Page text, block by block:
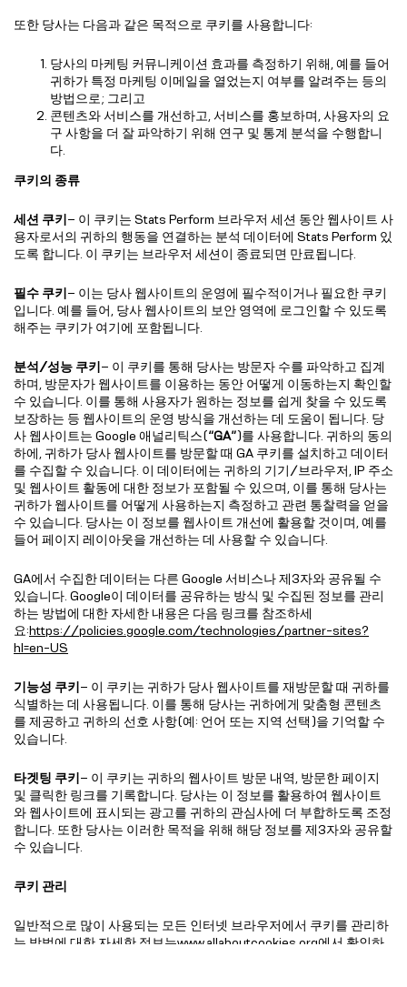
또한 당사는 다음과 같은 목적으로 쿠키를 사용합니다:
당사의 마케팅 커뮤니케이션 효과를 측정하기 위해, 예를 들어
귀하가 특정 마케팅 이메일을 열었는지 여부를 알려주는 등의
방법으로; 그리고
콘텐츠와 서비스를 개선하고, 서비스를 홍보하며, 사용자의 요
구 사항을 더 잘 파악하기 위해 연구 및 통계 분석을 수행합니
다.
쿠키의 종류
세션 쿠키 – 이 쿠키는 Stats Perform 브라우저 세션 동안 웹사이트 사
용자로서의 귀하의 행동을 연결하는 분석 데이터에 Stats Perform 있
도록 합니다. 이 쿠키는 브라우저 세션이 종료되면 만료됩니다.
필수 쿠키 – 이는 당사 웹사이트의 운영에 필수적이거나 필요한 쿠키
입니다. 예를 들어, 당사 웹사이트의 보안 영역에 로그인할 수 있도록
해주는 쿠키가 여기에 포함됩니다.
분석/성능 쿠키 – 이 쿠키를 통해 당사는 방문자 수를 파악하고 집계
하며, 방문자가 웹사이트를 이용하는 동안 어떻게 이동하는지 확인할
수 있습니다. 이를 통해 사용자가 원하는 정보를 쉽게 찾을 수 있도록
보장하는 등 웹사이트의 운영 방식을 개선하는 데 도움이 됩니다. 당
사 웹사이트는 Google 애널리틱스(“GA”)를 사용합니다. 귀하의 동의
하에, 귀하가 당사 웹사이트를 방문할 때 GA 쿠키를 설치하고 데이터
를 수집할 수 있습니다. 이 데이터에는 귀하의 기기/브라우저, IP 주소
및 웹사이트 활동에 대한 정보가 포함될 수 있으며, 이를 통해 당사는
귀하가 웹사이트를 어떻게 사용하는지 측정하고 관련 통찰력을 얻을
수 있습니다. 당사는 이 정보를 웹사이트 개선에 활용할 것이며, 예를
들어 페이지 레이아웃을 개선하는 데 사용할 수 있습니다.
GA에서 수집한 데이터는 다른 Google 서비스나 제3자와 공유될 수
있습니다. Google이 데이터를 공유하는 방식 및 수집된 정보를 관리
하는 방법에 대한 자세한 내용은 다음 링크를 참조하세
요:https://policies.google.com/technologies/partner-sites?
hl=en-US
기능성 쿠키 – 이 쿠키는 귀하가 당사 웹사이트를 재방문할 때 귀하를
식별하는 데 사용됩니다. 이를 통해 당사는 귀하에게 맞춤형 콘텐츠
를 제공하고 귀하의 선호 사항(예: 언어 또는 지역 선택)을 기억할 수
있습니다.
타겟팅 쿠키 – 이 쿠키는 귀하의 웹사이트 방문 내역, 방문한 페이지
및 클릭한 링크를 기록합니다. 당사는 이 정보를 활용하여 웹사이트
와 웹사이트에 표시되는 광고를 귀하의 관심사에 더 부합하도록 조정
합니다. 또한 당사는 이러한 목적을 위해 해당 정보를 제3자와 공유할
수 있습니다.
쿠키 관리
일반적으로 많이 사용되는 모든 인터넷 브라우저에서 쿠키를 관리하
는 방법에 대한 자세한 정보는www.allaboutcookies.org에서 확인하